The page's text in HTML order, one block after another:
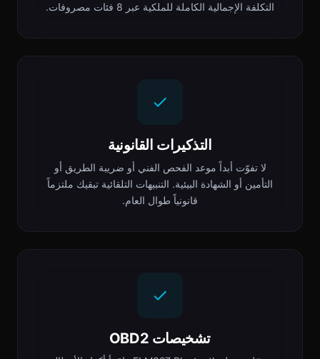
التكلفة الإجمالية الكاملة للملكية عبر 8 فئات مصروفات.
التذكيرات القانونية
لا تفوّت أبداً موعد الفحص الفني أو ضريبة الطريق أو
التأمين أو الشهادة البيئية. التنبيهات التلقائية تبقيك ملتزماً
قانونياً طوال العام.
تشخيصات OBD2